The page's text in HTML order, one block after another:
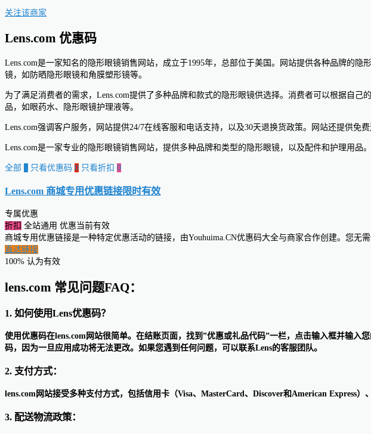
关注该商家
Lens.com 优惠码
Lens.com是一家知名的隐形眼镜销售网站，成立于1995年，总部位于美国。网站提供各种品牌的
镜，如防晒隐形眼镜和角膜塑形镜等。
为了满足消费者的需求，Lens.com提供了多种品牌和款式的隐形眼镜供选择。消费者可以根据自
品，如眼药水、隐形眼镜护理液等。
Lens.com强调客户服务，网站提供24/7在线客服和电话支持，以及30天退换货政策。网站还提供免
Lens.com是一家专业的隐形眼镜销售网站，提供多种品牌和类型的隐形眼镜，以及配件和护理用
全部 只看优惠码 0 只看折扣 0
Lens.com 商城专用优惠链接限时有效
专属优惠
折扣 全站通用 优惠当前有效
商城专用优惠链接是一种特定优惠活动的链接，由Youhuima.CN优惠码大全与商家合作创建。您无
直达链接
100% 认为有效
lens.com 常见问题FAQ：
1. 如何使用Lens优惠码？
使用优惠码在lens.com网站很简单。在结账页面，找到”优惠或礼品代码”一栏，点击输入框并输
码，因为一旦应用成功将无法更改。如果您遇到任何问题，可以联系Lens的客服团队。
2. 支付方式：
lens.com网站接受多种支付方式，包括信用卡（Visa、MasterCard、Discover和American Express
3. 配送物流政策：